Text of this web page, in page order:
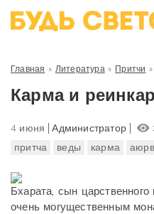
Главная » Литература» Притчи »
Карма и
4 июня Администратор
притча
веды карма
Бхарата, сын
очень могущественным